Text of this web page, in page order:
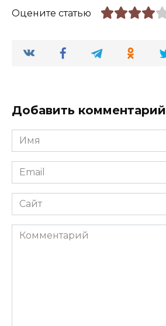
Оцените статью
Добавить комментарий
Имя
*
Email
*
Сайт
Комментарий